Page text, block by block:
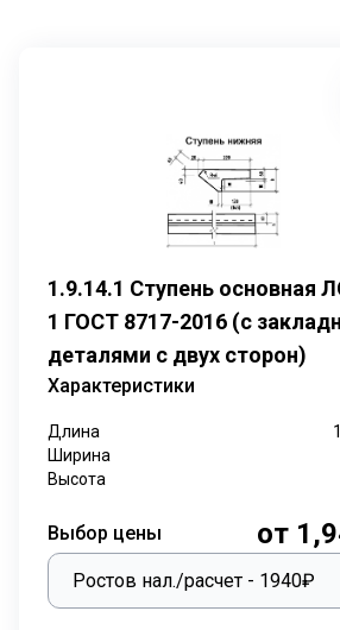
1.9.14.1 Ступень основная
1 ГОСТ 8717-2016 (с
деталями с двух сторон)
Характеристики
Длина
Ширина
Высота
Выбор цены от